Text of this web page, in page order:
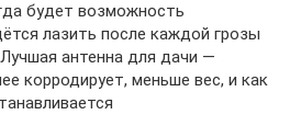
будет возможность
лазить после каждой грозы
антенна для дачи —
корродирует, меньше вес, и как